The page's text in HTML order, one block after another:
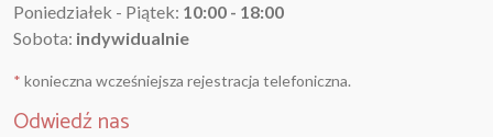
Poniedziałek - Piątek: 10:00 - 18:00
Sobota: indywidualnie
* konieczna wcześniejsza rejestracja telefoniczna.
Odwiedź nas